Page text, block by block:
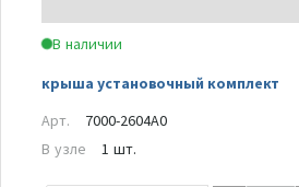
В наличии
крыша установочный комплект
Арт.
7000-2604A0
В узле
1 шт.